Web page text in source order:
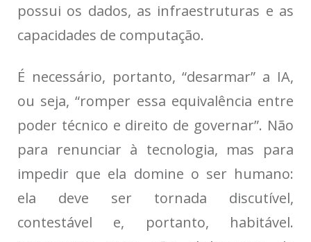
possui os dados, as infraestruturas e as
capacidades de computação.
É necessário, portanto, “desarmar” a IA,
ou seja, “romper essa equivalência entre
poder técnico e direito de governar”. Não
para renunciar à tecnologia, mas para
impedir que ela domine o ser humano:
ela deve ser tornada discutível,
contestável e, portanto, habitável.